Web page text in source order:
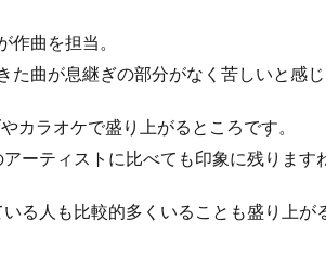
曲を担当。
曲が息継ぎの部分がなく苦しいと感
カラオケで盛り上がるところです。
ーティストに比べても印象に残ります
る人も比較的多くいることも盛り上